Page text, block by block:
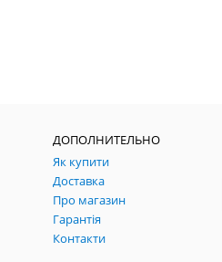
ДОПОЛНИТЕЛЬНО
Як купити
Доставка
Про магазин
Гарантія
Контакти